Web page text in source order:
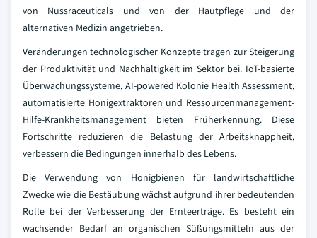
von Nussraceuticals und von der Hautpflege und der
alternativen Medizin angetrieben.
Veränderungen technologischer Konzepte tragen zur Steigerung
der Produktivität und Nachhaltigkeit im Sektor bei. IoT-basierte
Überwachungssysteme, AI-powered Kolonie Health Assessment,
automatisierte Honigextraktoren und Ressourcenmanagement-
Hilfe-Krankheitsmanagement bieten Früherkennung. Diese
Fortschritte reduzieren die Belastung der Arbeitsknappheit,
verbessern die Bedingungen innerhalb des Lebens.
Die Verwendung von Honigbienen für landwirtschaftliche
Zwecke wie die Bestäubung wächst aufgrund ihrer bedeutenden
Rolle bei der Verbesserung der Ernteerträge. Es besteht ein
wachsender Bedarf an organischen Süßungsmitteln aus der